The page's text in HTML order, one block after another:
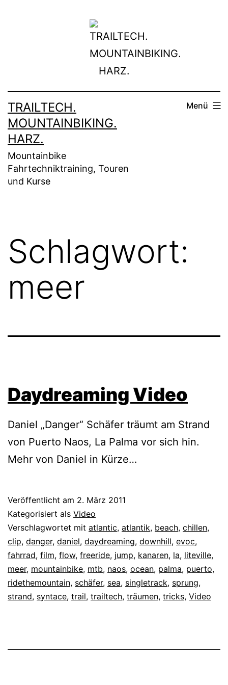
TRAILTECH.
MOUNTAINBIKING.
HARZ.
Mountainbike
Fahrtechniktraining, Touren
und Kurse
Menü
Schlagwort:
meer
Daydreaming Video
Daniel „Danger“ Schäfer träumt am Strand
von Puerto Naos, La Palma vor sich hin.
Mehr von Daniel in Kürze…
Veröffentlicht am 2. März 2011
Kategorisiert als Video
Verschlagwortet mit atlantic, atlantik, beach, chillen,
clip, danger, daniel, daydreaming, downhill, evoc,
fahrrad, film, flow, freeride, jump, kanaren, la, liteville,
meer, mountainbike, mtb, naos, ocean, palma, puerto,
ridethemountain, schäfer, sea, singletrack, sprung,
strand, syntace, trail, trailtech, träumen, tricks, Video